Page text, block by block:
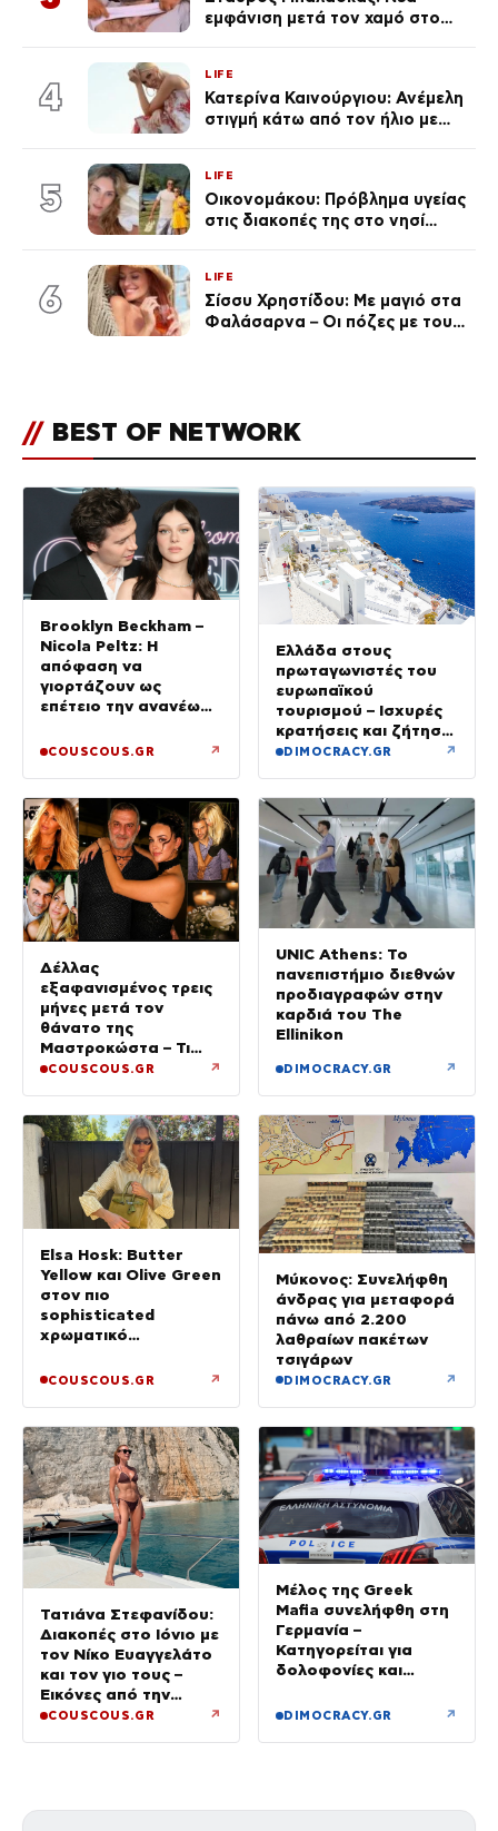
εμφάνιση μετά τον χαμό στο
4
LIFE
Κατερίνα Καινούργιου: Ανέμελη
στιγμή κάτω από τον ήλιο με
5
LIFE
Οικονομάκου: Πρόβλημα υγείας
στις διακοπές της στο νησί
6
LIFE
Σίσσυ Χρηστίδου: Με μαγιό στα
Φαλάσαρνα – Οι πόζες με τους
// BEST OF NETWORK
Brooklyn Beckham –
Nicola Peltz: Η
απόφαση να
γιορτάζουν ως
επέτειο την ανανέωση
«Είχε καταλήξει να
COUSCOUS.GR ↗
Ελλάδα στους
πρωταγωνιστές του
ευρωπαϊκού
τουρισμού – Ισχυρές
κρατήσεις και ζήτηση
πέρα από το
DIMOCRACY.GR ↗
Δέλλας
εξαφανισμένος τρεις
μήνες μετά τον
θάνατο της
Μαστροκώστα – Τι
ζήτησε από την κόρη
COUSCOUS.GR ↗
UNIC Athens: Το
πανεπιστήμιο διεθνών
προδιαγραφών στην
καρδιά του The
Ellinikon
DIMOCRACY.GR ↗
Elsa Hosk: Butter
Yellow και Olive Green
στον πιο
sophisticated
χρωματικό
match μοτίβα
COUSCOUS.GR ↗
Μύκονος: Συνελήφθη
άνδρας για μεταφορά
πάνω από 2.200
λαθραίων πακέτων
τσιγάρων
DIMOCRACY.GR ↗
Τατιάνα Στεφανίδου:
Διακοπές στο Ιόνιο με
τον Νίκο Ευαγγελάτο
και τον γιο τους –
Εικόνες από την
Κεφαλονιά
COUSCOUS.GR ↗
Μέλος της Greek
Mafia συνελήφθη στη
Γερμανία –
Κατηγορείται για
δολοφονίες και
DIMOCRACY.GR ↗